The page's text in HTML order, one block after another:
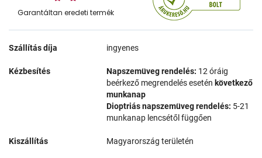
Garantáltan eredeti termék
Szállítás díja ingyenes
Kézbesítés Napszemüveg rendelés: 12 óráig
beérkező megrendelés esetén következő
munkanap
Dioptriás napszemüveg rendelés: 5-21
munkanap lencsétől függően
Kiszállítás Magyarország területén